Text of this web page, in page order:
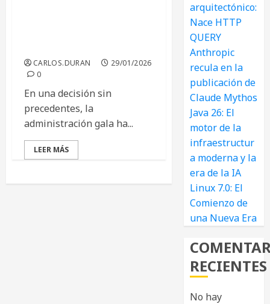
CARLOS.DURAN
29/01/2026
0
En una decisión sin
precedentes, la
administración gala ha...
LEER MÁS
arquitectónico:
Nace HTTP
QUERY
Anthropic
recula en la
publicación de
Claude Mythos
Java 26: El
motor de la
infraestructur
a moderna y la
era de la IA
Linux 7.0: El
Comienzo de
una Nueva Era
RECIENTES
No hay